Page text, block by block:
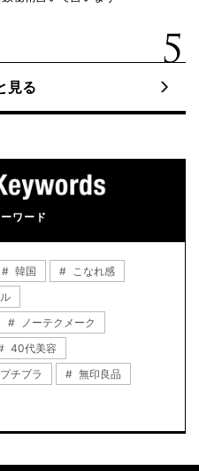
見る
ワード
韓国
こなれ感
ノーテクメーク
40代美容
プチプラ
無印良品